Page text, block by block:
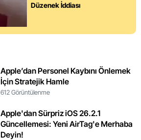
Düzenek İddiası
Apple’dan Personel Kaybını Önlemek
İçin Stratejik Hamle
612 Görüntülenme
Apple'dan Sürpriz iOS 26.2.1
Güncellemesi: Yeni AirTag'e Merhaba
Deyin!